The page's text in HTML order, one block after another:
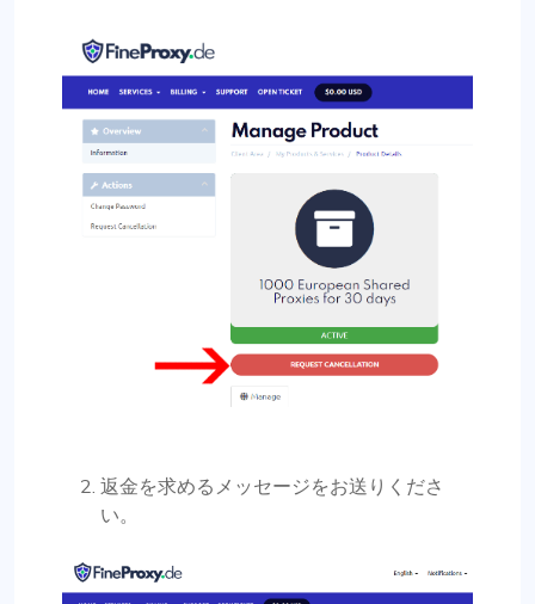
返金を求めるメッセージをお送りくださ
い。